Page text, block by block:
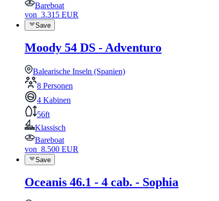
Bareboat
von 3.315 EUR
Save
Moody 54 DS - Adventuro
Balearische Inseln (Spanien)
8 Personen
4 Kabinen
56ft
Klassisch
Bareboat
von 8.500 EUR
Save
Oceanis 46.1 - 4 cab. - Sophia